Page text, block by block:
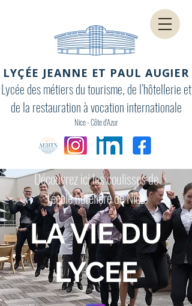
LYÇÉE JEANNE ET PAUL AUGIER
Lycée des métiers du tourisme, de l’hôtellerie et
de la restauration à vocation internationale
Nice - Côte d'Azur
Découvrez ici les coulisses de
l'école hôtelière de Nice
LA VIE DU
LYCEE